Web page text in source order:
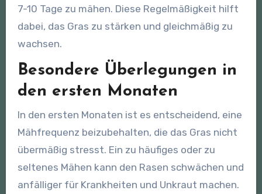
7-10 Tage zu mähen. Diese Regelmäßigkeit hilft
dabei, das Gras zu stärken und gleichmäßig zu
wachsen.
Besondere Überlegungen in
den ersten Monaten
In den ersten Monaten ist es entscheidend, eine
Mähfrequenz beizubehalten, die das Gras nicht
übermäßig stresst. Ein zu häufiges oder zu
seltenes Mähen kann den Rasen schwächen und
anfälliger für Krankheiten und Unkraut machen.